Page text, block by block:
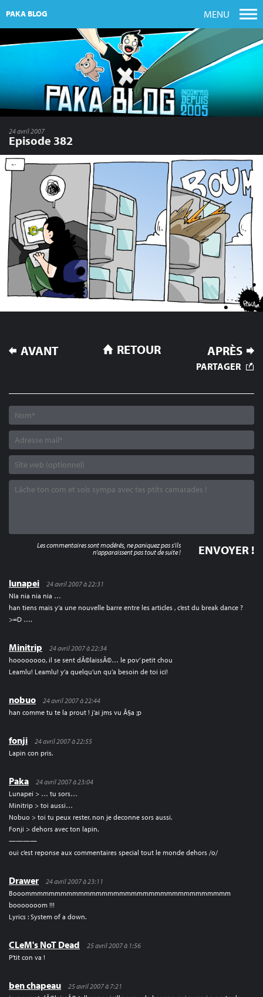
PAKA BLOG MENU
24 avril 2007
Episode 382
NAVIGATION
DE
AVANT APRÈS
RETOUR
PARTAGER
lunapei
24 avril 2007 à 22:31
NIa nia nia nia …
han tiens mais y’a une nouvelle barre entre les articles , c’est du break dance ?
>=D ….
Minitrip
24 avril 2007 à 22:34
hoooooooo, il se sent dÃ©laissÃ©… le pov’ petit chou
Leamlu! Leamlu! y’a quelqu’un qu’a besoin de toi ici!
nobuo
24 avril 2007 à 22:44
han comme tu te la prout ! j’ai jms vu Ã§a ;p
fonji
24 avril 2007 à 22:55
Lapin con pris.
Paka
24 avril 2007 à 23:04
Lunapei > … tu sors…
Minitrip > toi aussi…
Nobuo > toi tu peux rester. non je deconne sors aussi.
Fonji > dehors avec ton lapin.
————
oui c’est reponse aux commentaires special tout le monde dehors /o/
Drawer
24 avril 2007 à 23:11
Booommmmmmmmmmmmmmmmmmmmmmmmmmmmmmmmmmm
booooooom !!!
Lyrics : System of a down.
CLeM's NoT Dead
25 avril 2007 à 1:56
P’tit con va !
ben chapeau
25 avril 2007 à 7:21
Les commentaires sont modérés, ne paniquez pas s'ils
n'apparaissent pas tout de suite !